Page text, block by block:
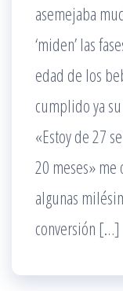
asemejaba
‘miden’ las
edad de los
cumplido ya
«Estoy de 27
20 meses»
algunas
conversión […]